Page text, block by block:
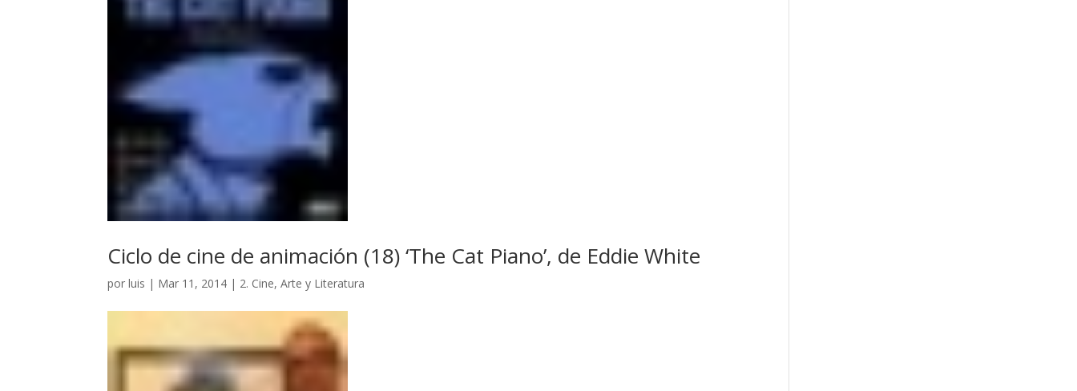
Ciclo de cine de animación (18) ‘The Cat Piano’, de Eddie White
porluis | Mar 11, 2014 | 2. Cine, Arte y Literatura